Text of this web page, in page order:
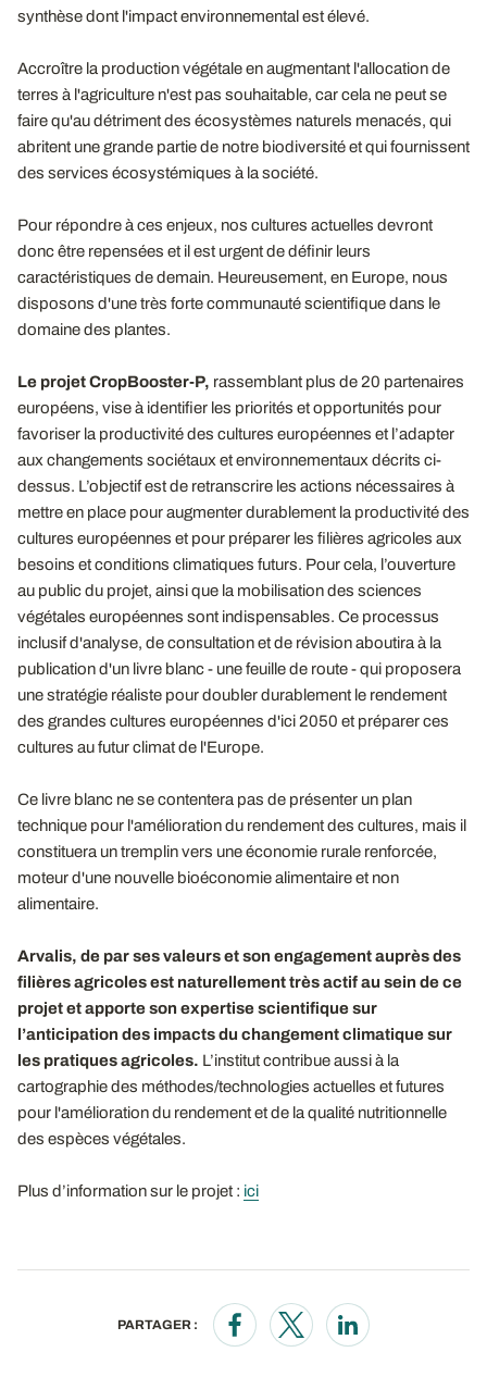
synthèse dont l'impact environnemental est élevé.
Accroître la production végétale en augmentant l'allocation de
terres à l'agriculture n'est pas souhaitable, car cela ne peut se
faire qu'au détriment des écosystèmes naturels menacés, qui
abritent une grande partie de notre biodiversité et qui fournissent
des services écosystémiques à la société.
Pour répondre à ces enjeux, nos cultures actuelles devront
donc être repensées et il est urgent de définir leurs
caractéristiques de demain. Heureusement, en Europe, nous
disposons d'une très forte communauté scientifique dans le
domaine des plantes.
Le projet CropBooster-P, rassemblant plus de 20 partenaires
européens, vise à identifier les priorités et opportunités pour
favoriser la productivité des cultures européennes et l’adapter
aux changements sociétaux et environnementaux décrits ci-
dessus. L’objectif est de retranscrire les actions nécessaires à
mettre en place pour augmenter durablement la productivité des
cultures européennes et pour préparer les filières agricoles aux
besoins et conditions climatiques futurs. Pour cela, l’ouverture
au public du projet, ainsi que la mobilisation des sciences
végétales européennes sont indispensables. Ce processus
inclusif d'analyse, de consultation et de révision aboutira à la
publication d'un livre blanc - une feuille de route - qui proposera
une stratégie réaliste pour doubler durablement le rendement
des grandes cultures européennes d'ici 2050 et préparer ces
cultures au futur climat de l'Europe.
Ce livre blanc ne se contentera pas de présenter un plan
technique pour l'amélioration du rendement des cultures, mais il
constituera un tremplin vers une économie rurale renforcée,
moteur d'une nouvelle bioéconomie alimentaire et non
alimentaire.
Arvalis, de par ses valeurs et son engagement auprès des
filières agricoles est naturellement très actif au sein de ce
projet et apporte son expertise scientifique sur
l’anticipation des impacts du changement climatique sur
les pratiques agricoles. L’institut contribue aussi à la
cartographie des méthodes/technologies actuelles et futures
pour l'amélioration du rendement et de la qualité nutritionnelle
des espèces végétales.
Plus d’information sur le projet : ici
PARTAGER :
Opens in a new window
Opens in a new window
Opens in a new